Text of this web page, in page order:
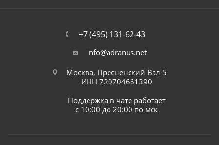
+7 (495) 131-62-43
info@adranus.net
Москва, Пресненский Вал 5
ИНН 720704661390
Поддержка в чате работает
с 10:00 до 20:00 по мск